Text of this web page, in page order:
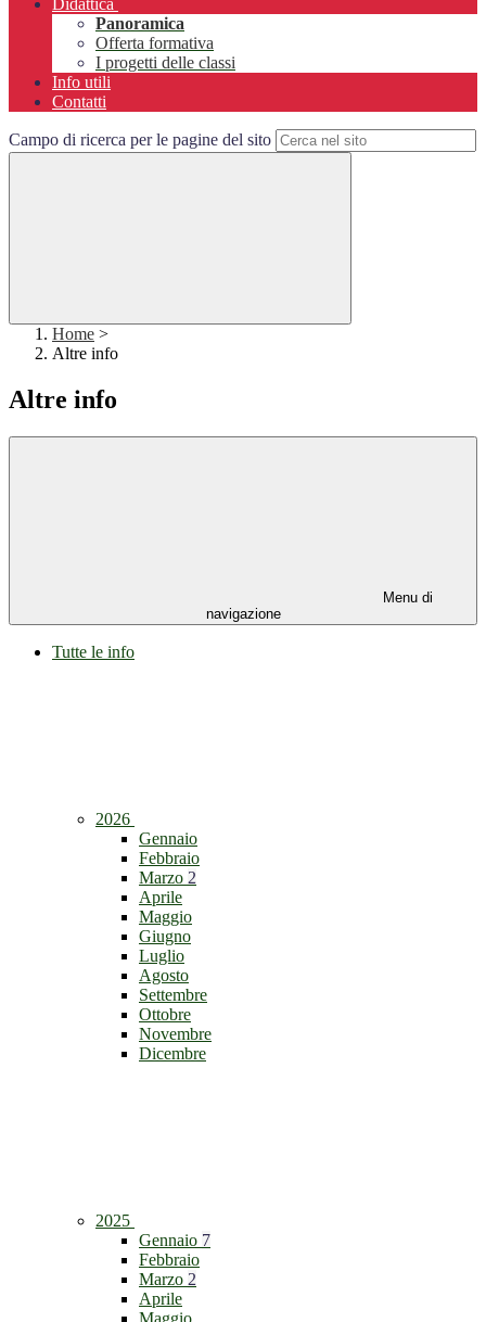
Didattica
Panoramica
Offerta formativa
I progetti delle classi
Info utili
Contatti
Campo di ricerca per le pagine del sito
Home >
Altre info
Altre info
Menu di
navigazione
Tutte le info
2026
Gennaio
Febbraio
Marzo 2
Aprile
Maggio
Giugno
Luglio
Agosto
Settembre
Ottobre
Novembre
Dicembre
2025
Gennaio 7
Febbraio
Marzo 2
Aprile